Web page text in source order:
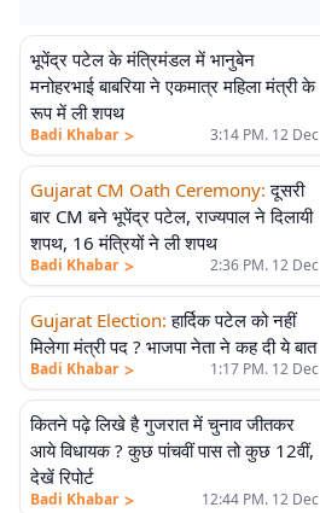
भूपेंद्र पटेल के मंत्रिमंडल में भानुबेन
मनोहरभाई बाबरिया ने एकमात्र महिला मंत्री के
रूप में ली शपथ
Badi Khabar > 3:14 PM. 12 Dec
Gujarat CM Oath Ceremony: दूसरी
बार CM बने भूपेंद्र पटेल, राज्यपाल ने दिलायी
शपथ, 16 मंत्रियों ने ली शपथ
Badi Khabar > 2:36 PM. 12 Dec
Gujarat Election: हार्दिक पटेल को नहीं
मिलेगा मंत्री पद ? भाजपा नेता ने कह दी ये बात
Badi Khabar > 1:17 PM. 12 Dec
कितने पढ़े लिखे है गुजरात में चुनाव जीतकर
आये विधायक ? कुछ पांचवीं पास तो कुछ 12वीं,
देखें रिपोर्ट
Badi Khabar > 12:44 PM. 12 Dec